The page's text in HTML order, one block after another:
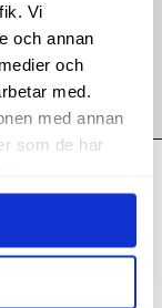
Vi
och annan
och
med.
med annan
som de har